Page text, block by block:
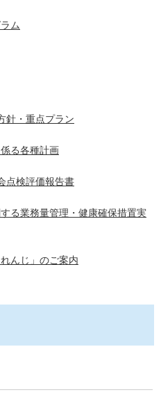
ム
針・重点プラン
る各種計画
点検評価報告書
る業務量管理・健康確保措置実
んじ」のご案内